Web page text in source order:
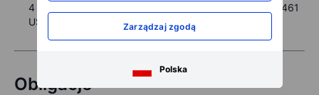
Zarządzaj zgodą
Polska
4 425 USD oraz 200‑dniowa średnia krocząca przy 4 461
USD.
Obligacje